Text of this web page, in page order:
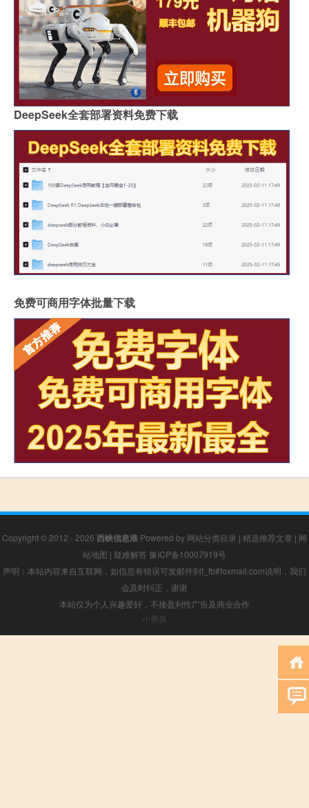
DeepSeek全套部署资料免费下载
免费可商用字体批量下载
Copyright © 2012 - 2026 西峡信息港 Powered by 网站分类目录 | 精选推荐文章 | 网
站地图 | 疑难解答 豫ICP备10007919号
声明：本站内容来自互联网，如信息有错误可发邮件到f_fb#foxmail.com说明，我们
会及时纠正，谢谢
本站仅为个人兴趣爱好，不接盈利性广告及商业合作
小男孩